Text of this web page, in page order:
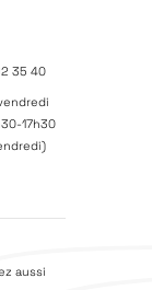
35 40
17h30
aussi